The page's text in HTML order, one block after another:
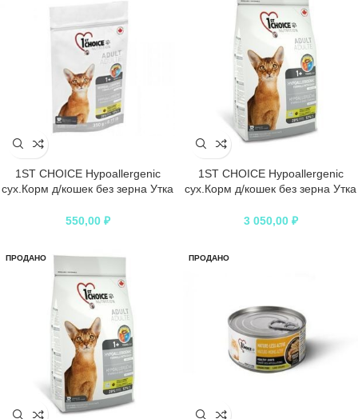
1ST CHOICE Hypoallergenic
сух.Корм д/кошек без зерна Утка
550,00 ₽
1ST CHOICE Hypoallergenic
сух.Корм д/кошек без зерна Утка
3 050,00 ₽
ПРОДАНО ПРОДАНО